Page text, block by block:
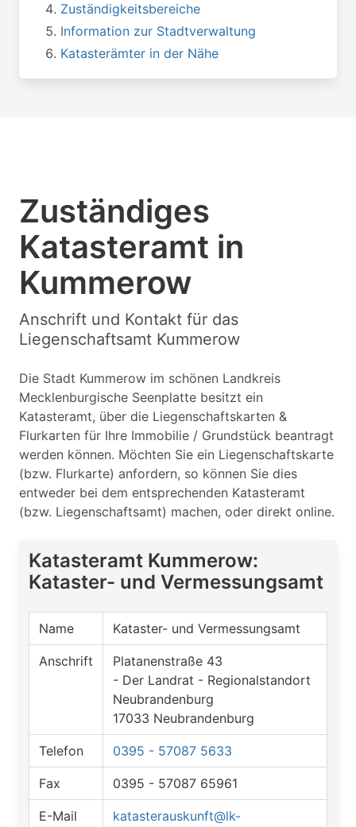
Zuständigkeitsbereiche
Information zur Stadtverwaltung
Katasterämter in der Nähe
Zuständiges
Katasteramt in
Kummerow
Anschrift und Kontakt für das
Liegenschaftsamt Kummerow
Die Stadt Kummerow im schönen Landkreis
Mecklenburgische Seenplatte besitzt ein
Katasteramt, über die Liegenschaftskarten &
Flurkarten für Ihre Immobilie / Grundstück beantragt
werden können. Möchten Sie ein Liegenschaftskarte
(bzw. Flurkarte) anfordern, so können Sie dies
entweder bei dem entsprechenden Katasteramt
(bzw. Liegenschaftsamt) machen, oder direkt online.
Katasteramt Kummerow:
Kataster- und Vermessungsamt
Name Kataster- und Vermessungsamt
Anschrift
Platanenstraße 43
- Der Landrat - Regionalstandort
Neubrandenburg
17033 Neubrandenburg
Telefon 0395 - 57087 5633
Fax 0395 - 57087 65961
E-Mail katasterauskunft@lk-